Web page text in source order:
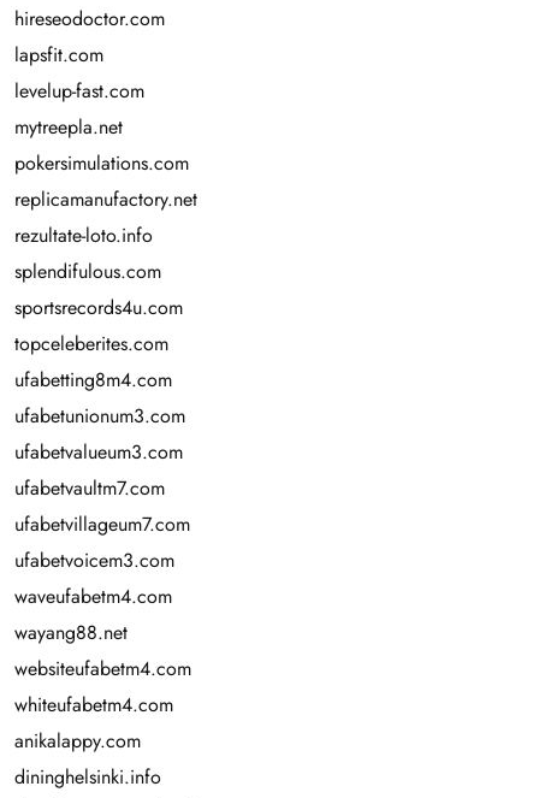
hireseodoctor.com
lapsfit.com
levelup-fast.com
mytreepla.net
pokersimulations.com
replicamanufactory.net
rezultate-loto.info
splendifulous.com
sportsrecords4u.com
topceleberites.com
ufabetting8m4.com
ufabetunionum3.com
ufabetvalueum3.com
ufabetvaultm7.com
ufabetvillageum7.com
ufabetvoicem3.com
waveufabetm4.com
wayang88.net
websiteufabetm4.com
whiteufabetm4.com
anikalappy.com
dininghelsinki.info